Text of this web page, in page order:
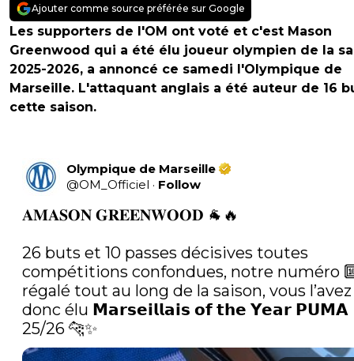
Ajouter comme source préférée sur Google
Les supporters de l'OM ont voté et c'est Mason
Greenwood qui a été élu joueur olympien de la
2025-2026, a annoncé ce samedi l'Olympique de
Marseille. L'attaquant anglais a été auteur de 16
cette saison.
Olympique de Marseille
@OM_Officiel · Follow
𝐀𝐌𝐀𝐒𝐎𝐍 𝐆𝐑𝐄𝐄𝐍𝐖𝐎𝐎𝐃 🐐🔥
26 buts et 10 passes décisives toutes
compétitions confondues, notre numéro
régalé tout au long de la saison, vous l’avez
donc élu 𝗠𝗮𝗿𝘀𝗲𝗶𝗹𝗹𝗮𝗶𝘀 𝗼𝗳 𝘁𝗵𝗲 𝗬𝗲𝗮𝗿 𝗣𝗨𝗠𝗔
25/26 🐆✨